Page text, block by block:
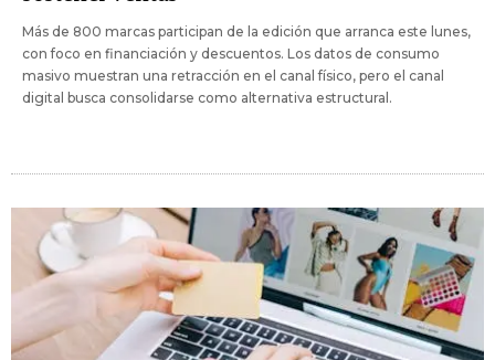
Más de 800 marcas participan de la edición que arranca este lunes,
con foco en financiación y descuentos. Los datos de consumo
masivo muestran una retracción en el canal físico, pero el canal
digital busca consolidarse como alternativa estructural.